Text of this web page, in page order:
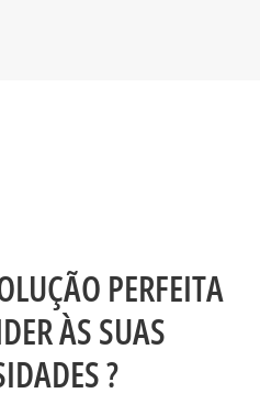
PERFEITA
ÀS SUAS
?